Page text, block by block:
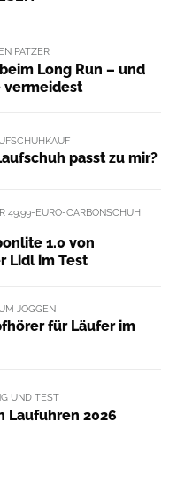
PATZER
Long Run – und
vermeidest
passt zu mir?
49,99-EURO-CARBONSCHUH
1.0 von
Lidl im Test
JOGGEN
für Läufer im
UND TEST
Laufuhren 2026